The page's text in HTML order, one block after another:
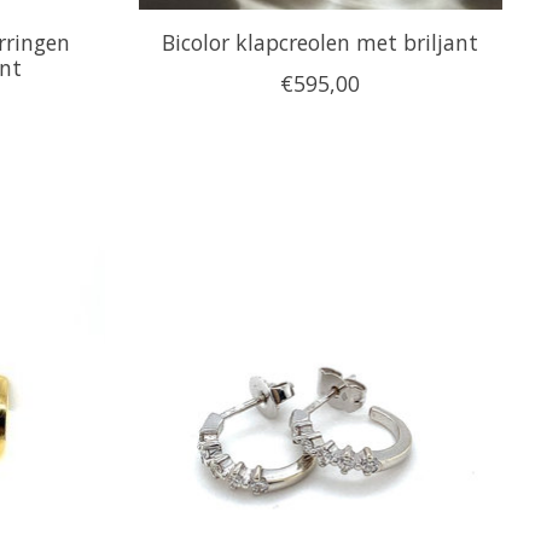
Bicolor klapcreolen met briljant
€595,00